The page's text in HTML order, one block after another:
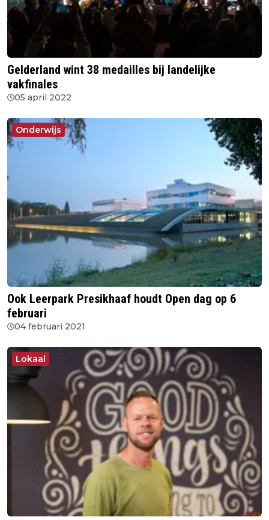
Gelderland wint 38 medailles bij landelijke
vakfinales
05 april 2022
Onderwijs
Ook Leerpark Presikhaaf houdt Open dag op 6
februari
04 februari 2021
Lokaal